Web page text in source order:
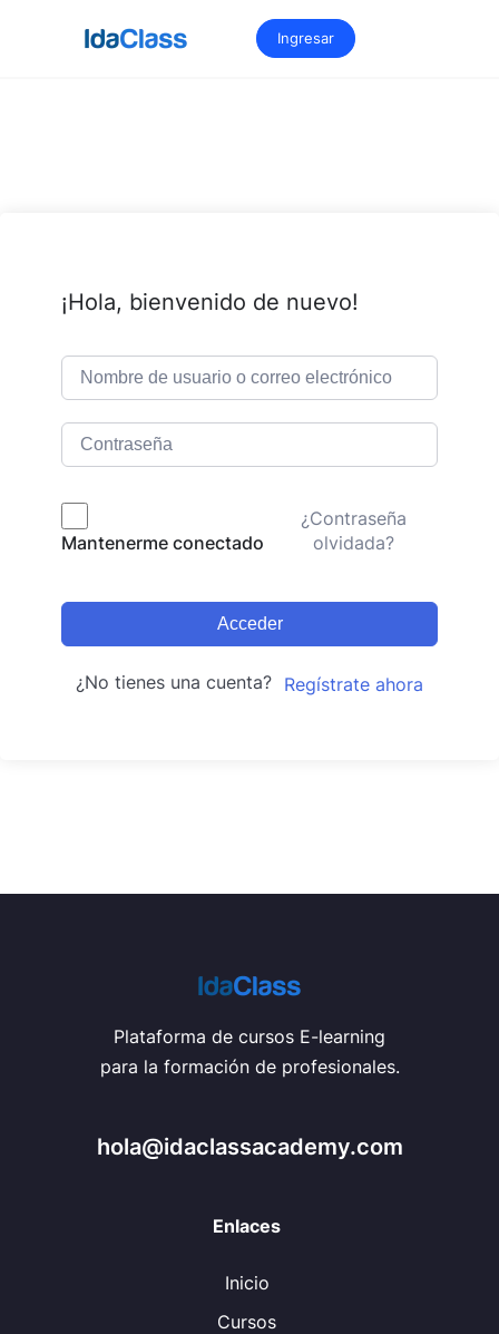
Ingresar
¡Hola, bienvenido de nuevo!
Mantenerme conectado
¿Contraseña
olvidada?
Acceder
¿No tienes una cuenta? Regístrate ahora
Plataforma de cursos E-learning
para la formación de profesionales.
hola@idaclassacademy.com
Enlaces
Inicio
Cursos